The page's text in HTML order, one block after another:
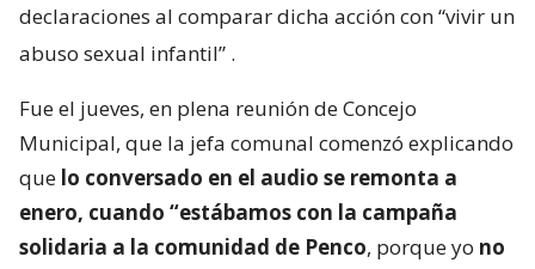
declaraciones al comparar dicha acción con “vivir un
abuso sexual infantil” .
Fue el jueves, en plena reunión de Concejo
Municipal, que la jefa comunal comenzó explicando
que lo conversado en el audio se remonta a
enero, cuando “estábamos con la campaña
solidaria a la comunidad de Penco, porque yo no